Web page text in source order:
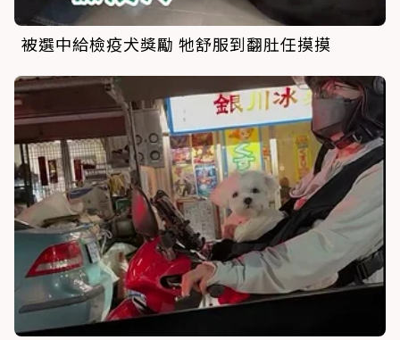
被選中給檢疫犬獎勵 牠舒服到翻肚任摸摸